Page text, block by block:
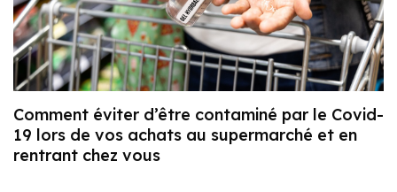
Comment éviter d’être contaminé par le Covid-
19 lors de vos achats au supermarché et en
rentrant chez vous